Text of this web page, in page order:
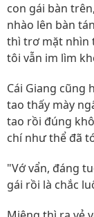
con gái bàn
nhào lên bàn
thì trơ mặt nhìn
tôi vẫn im lìm
Cái Giang cũng
tao thấy mày
tao rồi đúng
chí như thể đã
"Vớ vẩn, đáng
gái rồi là chắc